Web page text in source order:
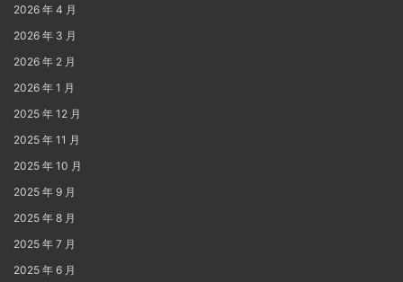
2026 年 4 月
2026 年 3 月
2026 年 2 月
2026 年 1 月
2025 年 12 月
2025 年 11 月
2025 年 10 月
2025 年 9 月
2025 年 8 月
2025 年 7 月
2025 年 6 月